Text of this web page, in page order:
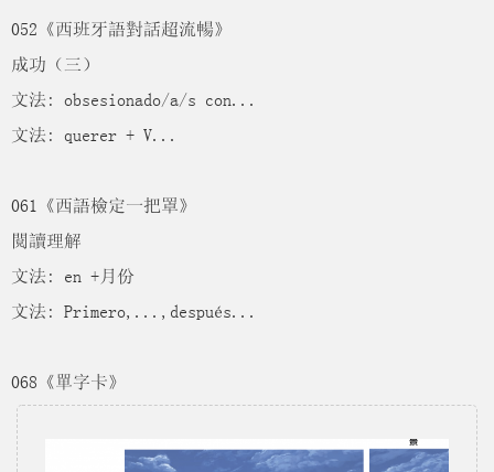
052《西班牙語對話超流暢》
成功（三）
文法: obsesionado/a/s con...
文法: querer + V...
061《西語檢定一把罩》
閱讀理解
文法: en +月份
文法: Primero,...,después...
068《單字卡》